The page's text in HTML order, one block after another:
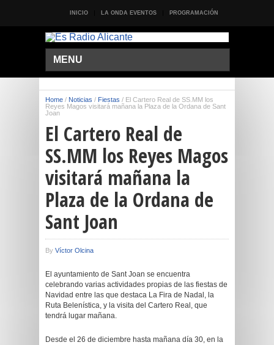
INICIO LA ONDA EVENTOS PROGRAMACIÓN
MENU
Home / Noticias / Fiestas / El Cartero Real de SS.MM los
Reyes Magos visitará mañana la Plaza de la Ordana de Sant
Joan
El Cartero Real de
SS.MM los Reyes Magos
visitará mañana la
Plaza de la Ordana de
Sant Joan
By Víctor Olcina
El ayuntamiento de Sant Joan se encuentra
celebrando varias actividades propias de las fiestas de
Navidad entre las que destaca La Fira de Nadal, la
Ruta Belenística, y la visita del Cartero Real, que
tendrá lugar mañana.
Desde el 26 de diciembre hasta mañana día 30, en la